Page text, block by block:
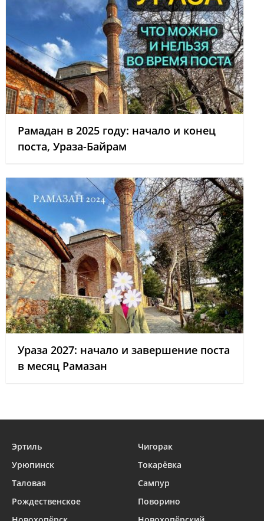
Рамадан в 2025 году: начало и конец
поста, Ураза-Байрам
Ураза 2027: начало и завершение поста
в месяц Рамазан
Эртиль
Чигорак
Урюпинск
Токарёвка
Таловая
Сампур
Рождественское
Поворино